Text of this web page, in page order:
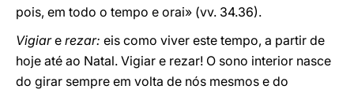
pois, em todo o tempo e orai» (vv. 34.36).
Vigiare rezar: eis como viver este tempo, a partir de
hoje até ao Natal. Vigiar e rezar! O sono interior nasce
do girar sempre em volta de nós mesmos e do